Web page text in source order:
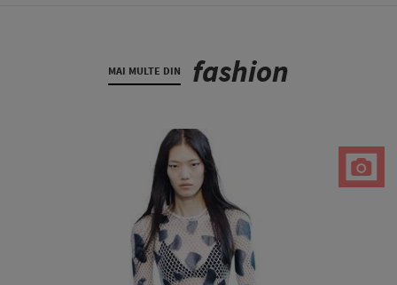
MAI MULTE DIN fashion